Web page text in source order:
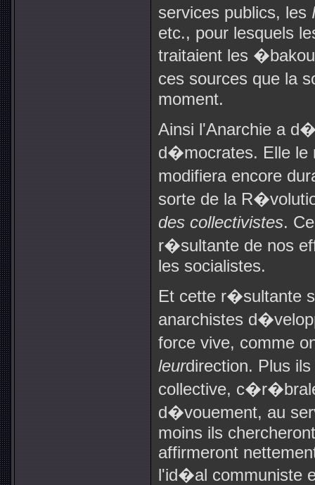
services publics, les
etc., pour lesquels
traitaient les
ces sources que la
moment.
Ainsi l'Anarchie a
d�mocrates. Elle le
modifiera encore
sorte de la
des collectivistes.
r�sultante de nos
les socialistes.
Et cette r�sultante
anarchistes
force vive, comme
leurdirection. Plus
collective,
d�vouement, au
moins ils
affirmeront
l'id�al communiste